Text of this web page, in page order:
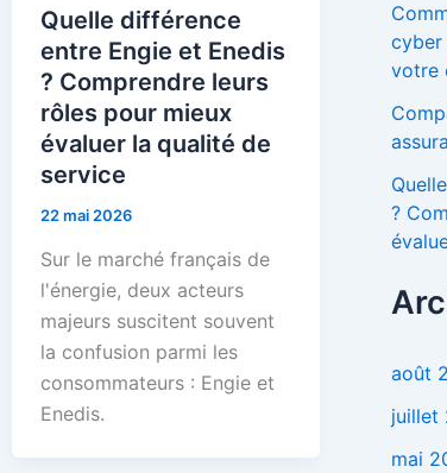
Quelle différence
entre Engie et Enedis
? Comprendre leurs
rôles pour mieux
évaluer la qualité de
service
22 mai 2026
Sur le marché français de
l'énergie, deux acteurs
majeurs suscitent souvent
la confusion parmi les
consommateurs : Engie et
Enedis.
h
e
r
:
cyber
votre
?
août
juillet
mai